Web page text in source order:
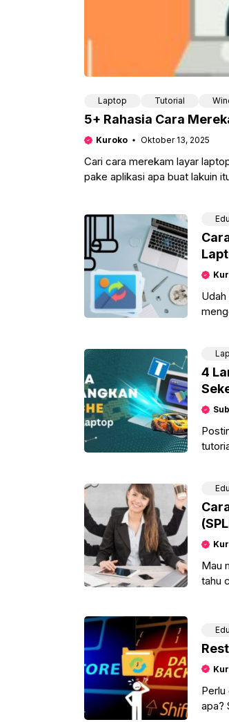
Laptop Tutorial
5+ Rahasia Cara
Kuroko Oktober 13, 2025
Cari cara merekam layar
pake aplikasi apa buat lakuin
4
Mau
tahu
apa?